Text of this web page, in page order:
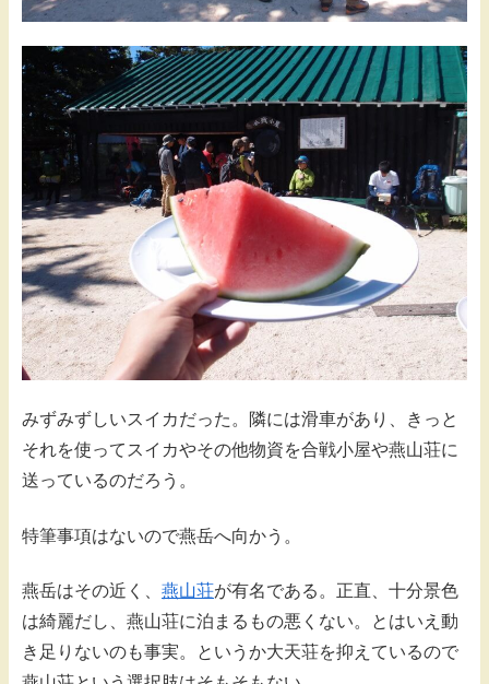
みずみずしいスイカだった。隣には滑車があり、きっと
それを使ってスイカやその他物資を合戦小屋や燕山荘に
送っているのだろう。
特筆事項はないので燕岳へ向かう。
燕岳はその近く、 燕山荘が有名である。正直、十分景色
は綺麗だし、燕山荘に泊まるもの悪くない。とはいえ動
き足りないのも事実。というか大天荘を抑えているので